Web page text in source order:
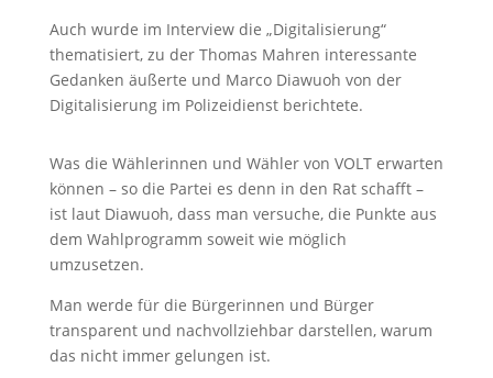
Auch wurde im Interview die „Digitalisierung“
thematisiert, zu der Thomas Mahren interessante
Gedanken äußerte und Marco Diawuoh von der
Digitalisierung im Polizeidienst berichtete.
Was die Wählerinnen und Wähler von VOLT erwarten
können – so die Partei es denn in den Rat schafft –
ist laut Diawuoh, dass man versuche, die Punkte aus
dem Wahlprogramm soweit wie möglich
umzusetzen.
Man werde für die Bürgerinnen und Bürger
transparent und nachvollziehbar darstellen, warum
das nicht immer gelungen ist.